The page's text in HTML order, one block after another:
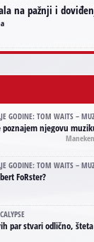
na pažnji i
GODINE: TOM WAITS –
njegovu muziku, ali vise puta nego sto sam to zazeleo gledao sam njegove umjetnicke
GODINE: TOM WAITS –
FoRster?
stvari odlično, šteta što je leto pri kraju, a kaput koji te